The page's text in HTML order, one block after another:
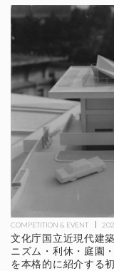
COMPETITION & EVENT
文化庁国立近現代建
ニズム・利休・庭園
を本格的に紹介する